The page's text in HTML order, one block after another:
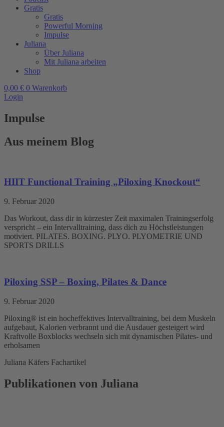
Gratis
Gratis
Powerful Morning
Impulse
Juliana
Über Juliana
Mit Juliana arbeiten
Shop
0,00 € 0 Warenkorb
Login
Impulse
Aus meinem Blog
HIIT Functional Training „Piloxing Knockout“
9. Februar 2020
Das Workout, dass dir in kürzester Zeit maximalen Trainingserfolg
verspricht – ein Intervalltraining, dass dich zu Höchstleistungen
motiviert. PILATES. BOXING. PLYO. PLYOMETRIE UND
SPORTS DRILLS
Piloxing SSP – Boxing, Pilates & Dance
9. Februar 2020
Piloxing® ist ein hocheffektives Intervalltraining, bei dem Muskeln
aufgebaut, Kalorien verbrannt und die Ausdauer gesteigert wird
Kraftvolle Boxblocks wechseln sich mit dynamischen Pilates- und
erholsamen
Juliana Käfers Fachartikel
Publikationen von Juliana